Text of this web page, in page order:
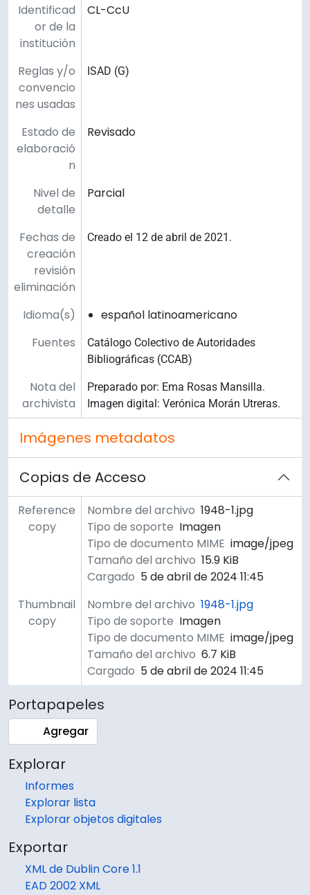
Identificad
or de la
institución
CL-CcU
Reglas y/o
convencio
nes usadas
ISAD (G)
Estado de
elaboració
n
Revisado
Nivel de
detalle
Parcial
Fechas de
creación
revisión
eliminación
Creado el 12 de abril de 2021.
Idioma(s)
español latinoamericano
Fuentes
Catálogo Colectivo de Autoridades
Bibliográficas (CCAB)
Nota del
archivista
Preparado por: Ema Rosas Mansilla.
Imagen digital: Verónica Morán Utreras.
Imágenes metadatos
Copias de Acceso
Reference
copy
Nombre del archivo 1948-1.jpg
Tipo de soporte Imagen
Tipo de documento MIME image/jpeg
Tamaño del archivo 15.9 KiB
Cargado 5 de abril de 2024 11:45
Thumbnail
copy
Nombre del archivo 1948-1.jpg
Tipo de soporte Imagen
Tipo de documento MIME image/jpeg
Tamaño del archivo 6.7 KiB
Cargado 5 de abril de 2024 11:45
Portapapeles
Agregar
Explorar
Informes
Explorar lista
Explorar objetos digitales
Exportar
XML de Dublin Core 1.1
EAD 2002 XML